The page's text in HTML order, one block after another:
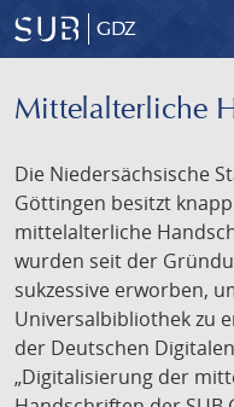
GDZ
Mittelalterliche
Die Niedersächsische
Göttingen besitzt
mittelalterliche
wurden seit der
sukzessive erworben,
Universalbibliothek zu
der Deutschen
„Digitalisierung der